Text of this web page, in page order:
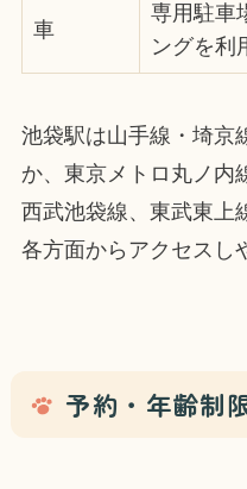
車
専用駐車
ングを利
池袋駅は山手線・埼京
か、東京メトロ丸ノ内
西武池袋線、東武東上
各方面からアクセスし
予約・年齢制